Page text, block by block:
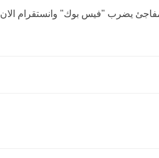
يضرب "فيس بوك" وانستقرام الان